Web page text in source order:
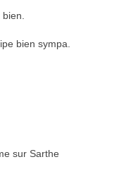
bien sympa.
sur Sarthe